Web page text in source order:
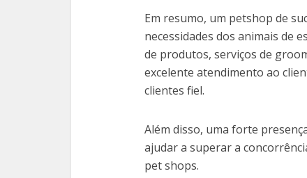
Em resumo, um petshop de
necessidades dos animais de
de produtos, serviços de
excelente atendimento ao
clientes fiel.
Além disso, uma forte
ajudar a superar a
pet shops.